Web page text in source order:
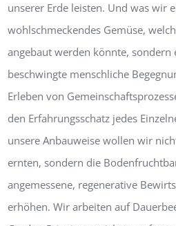
unserer Erde leisten. Und was wir
wohlschmeckendes Gemüse,
angebaut werden könnte, sondern
beschwingte menschliche
Erleben von
den Erfahrungsschatz jedes
unsere Anbauweise wollen wir
ernten, sondern die
angemessene, regenerative
erhöhen. Wir arbeiten auf